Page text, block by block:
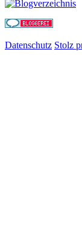
Datenschutz Stolz